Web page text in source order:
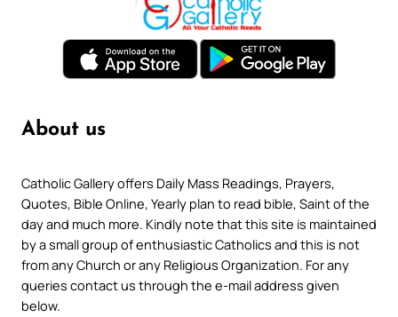
About us
Catholic Gallery offers Daily Mass Readings, Prayers,
Quotes, Bible Online, Yearly plan to read bible, Saint of the
day and much more. Kindly note that this site is maintained
by a small group of enthusiastic Catholics and this is not
from any Church or any Religious Organization. For any
queries contact us through the e-mail address given
below.